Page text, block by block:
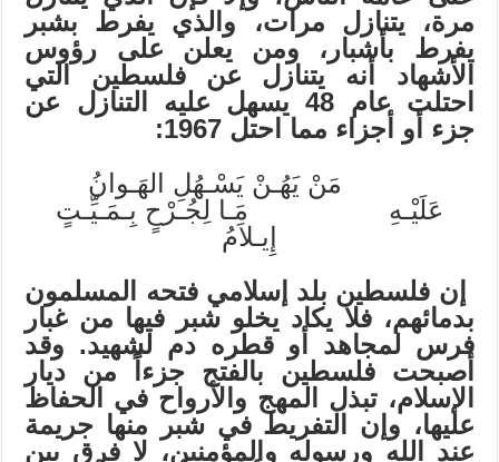
مرة،
يتنازل مرات، والذي يفرط
بشبر
يفرط
بأشبار، ومن
يعلن على رؤوس
الأشهاد أنه يتنازل عن فلسطين التي
احتلت عام 48 يسهل عليه التنازل عن
جزء أو أجزاء مما احتل 1967:
مَنْ يَهُـنْ يَسْـهُلِ الهَـوانُ
عَلَيْـهِ مَـا لِجُـرْحٍ بِـمَـيِّـتٍ
إِيـلاَمُ
إن فلسطين بلد إسلامي فتحه المسلمون
بدمائهم، فلا يكاد يخلو شبر فيها من غبار
فرس لمجاهد أو قطره دم لشهيد. وقد
أصبحت فلسطين بالفتح جزءاً من ديار
الإسلام، تبذل المهج والأرواح في الحفاظ
عليها، وإن التفريط في شبر منها جريمة
عند الله ورسوله والمؤمنين، لا فرق بين